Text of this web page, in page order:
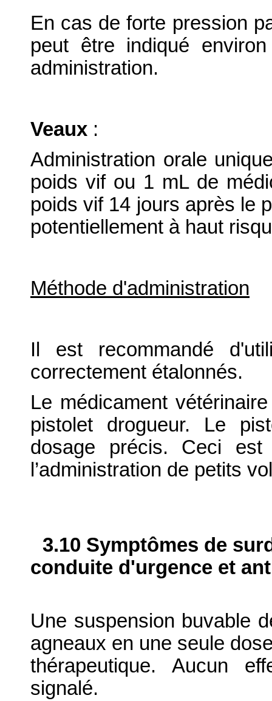
En cas de forte pression
peut être indiqué
administration.
Veaux :
Administration orale
poids vif ou 1 mL de
poids vif 14 jours après le
potentiellement à haut
Méthode d'administration
Il est recommandé
correctement étalonnés.
Le médicament
pistolet drogueur. Le
dosage précis. Ceci est
l’administration de petits
3.10 Symptômes de
conduite d'urgence et
Une suspension buvable
agneaux en une seule
thérapeutique. Aucun
signalé.